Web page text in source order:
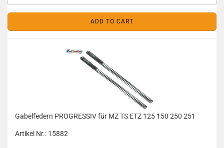
ADD TO CART
Gabelfedern PROGRESSIV für MZ TS ETZ 125 150 250 251
Artikel Nr.: 15882